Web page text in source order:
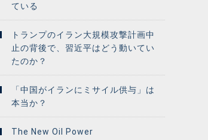
ている
トランプのイラン大規模攻撃計画中
止の背後で、習近平はどう動いてい
たのか？
「中国がイランにミサイル供与」は
本当か？
The New Oil Power